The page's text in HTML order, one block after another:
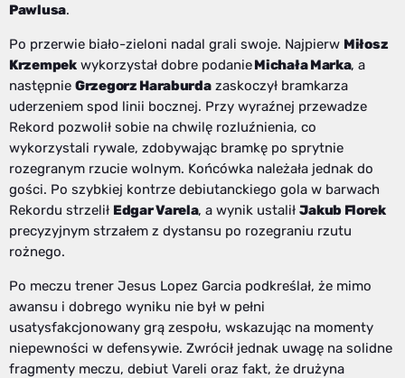
Pawlusa.
Po przerwie biało-zieloni nadal grali swoje. Najpierw Miłosz
Krzempekwykorzystał dobre podanieMichała Marka, a
następnie Grzegorz Haraburdazaskoczył bramkarza
uderzeniem spod linii bocznej. Przy wyraźnej przewadze
Rekord pozwolił sobie na chwilę rozluźnienia, co
wykorzystali rywale, zdobywając bramkę po sprytnie
rozegranym rzucie wolnym. Końcówka należała jednak do
gości. Po szybkiej kontrze debiutanckiego gola w barwach
Rekordu strzelił Edgar Varela, a wynik ustaliłJakub Florek
precyzyjnym strzałem z dystansu po rozegraniu rzutu
rożnego.
Po meczu trener Jesus Lopez Garcia podkreślał, że mimo
awansu i dobrego wyniku nie był w pełni
usatysfakcjonowany grą zespołu, wskazując na momenty
niepewności w defensywie. Zwrócił jednak uwagę na solidne
fragmenty meczu, debiut Vareli oraz fakt, że drużyna